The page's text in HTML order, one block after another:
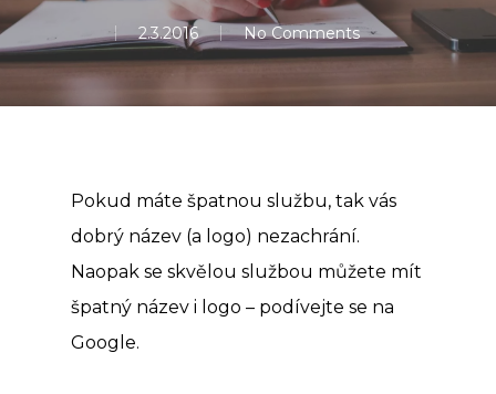
2.3.2016 No Comments
Pokud máte špatnou službu, tak vás
dobrý název (a logo) nezachrání.
Naopak se skvělou službou můžete mít
špatný název i logo – podívejte se na
Google.